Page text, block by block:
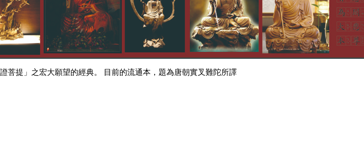
菩提」之宏大願望的經典。 目前的流通本，題為唐朝實叉難陀所譯